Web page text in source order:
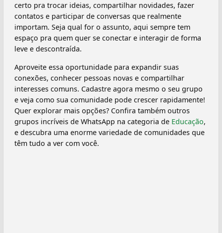
certo pra trocar ideias, compartilhar novidades, fazer
contatos e participar de conversas que realmente
importam. Seja qual for o assunto, aqui sempre tem
espaço pra quem quer se conectar e interagir de forma
leve e descontraída.
Aproveite essa oportunidade para expandir suas
conexões, conhecer pessoas novas e compartilhar
interesses comuns. Cadastre agora mesmo o seu grupo
e veja como sua comunidade pode crescer rapidamente!
Quer explorar mais opções? Confira também outros
grupos incríveis de WhatsApp na categoria de Educação,
e descubra uma enorme variedade de comunidades que
têm tudo a ver com você.